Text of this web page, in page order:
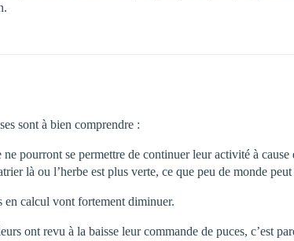
sont à bien comprendre :
pourront se permettre de continuer leur activité à
là ou l’herbe est plus verte, ce que peu de monde peut
en calcul vont fortement diminuer.
ont revu à la baisse leur commande de puces, c’est